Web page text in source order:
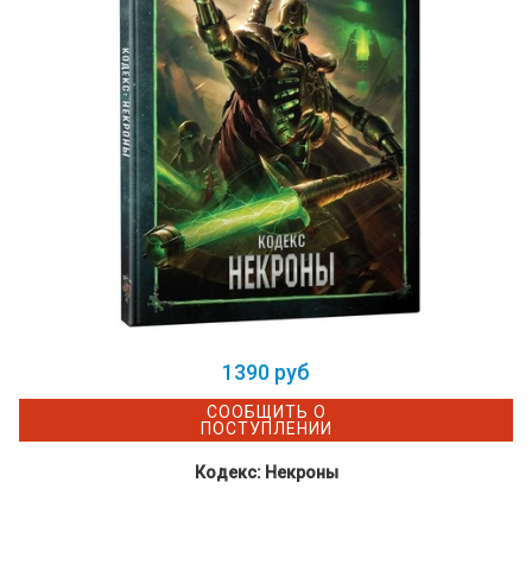
1390 руб
СООБЩИТЬ О
ПОСТУПЛЕНИИ
Кодекс: Некроны